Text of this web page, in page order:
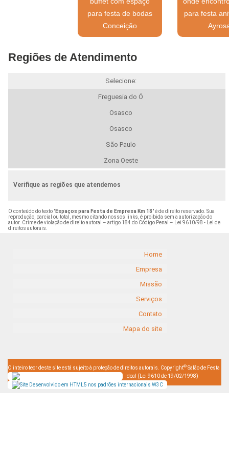
para festa de bodas
Conceição
para festa
Regiões de Atendimento
Selecione:
Freguesia do Ó
Osasco
Osasco
São Paulo
Zona Oeste
Verifique as regiões que atendemos
O conteúdo do texto "Espaços para Festa de Empresa Km 18" é de direito reservado. Sua
reprodução, parcial ou total, mesmo citando nossos links, é proibida sem a autorização do
autor. Crime de violação de direito autoral – artigo 184 do Código Penal –
Lei 9610/98 - Lei de
direitos autorais
Home
Empresa
Missão
Serviços
Contato
Mapa do site
O inteiro teor deste site está sujeito à proteção de direitos autorais. Copyright© Salão de Festa
Ideal (Lei 9610 de 19/02/1998)